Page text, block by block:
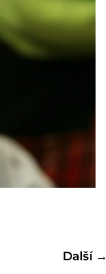
Další→